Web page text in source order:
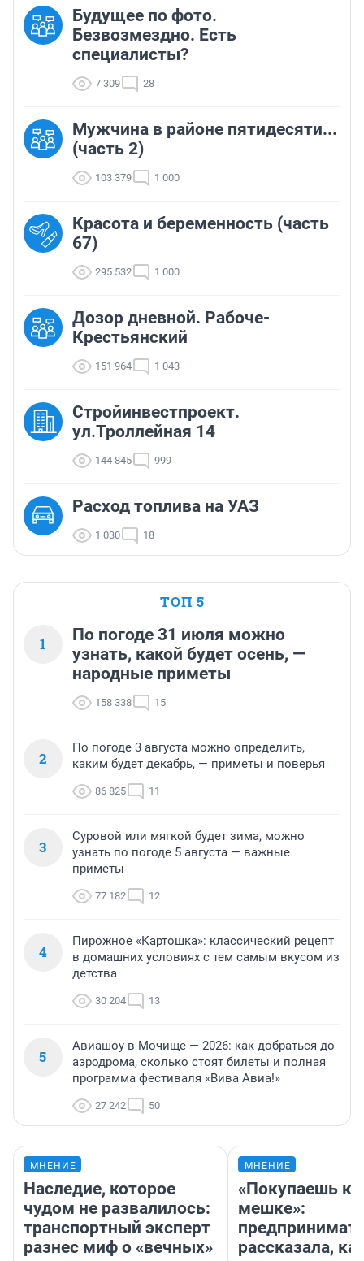
Будущее по фото.
Безвозмездно. Есть
специалисты?
7 309 28
Мужчина в районе пятидесяти...
(часть 2)
103 379 1 000
Красота и беременность (часть
67)
295 532 1 000
Дозор дневной. Рабоче-
Крестьянский
151 964 1 043
Стройинвестпроект.
ул.Троллейная 14
144 845 999
Расход топлива на УАЗ
1 030 18
ТОП 5
1
По погоде 31 июля можно
узнать, какой будет осень, —
народные приметы
158 338 15
2
По погоде 3 августа можно определить,
каким будет декабрь, — приметы и поверья
86 825 11
3
Суровой или мягкой будет зима, можно
узнать по погоде 5 августа — важные
приметы
77 182 12
4
Пирожное «Картошка»: классический рецепт
в домашних условиях с тем самым вкусом из
детства
30 204 13
5
Авиашоу в Мочище — 2026: как добраться до
аэродрома, сколько стоят билеты и полная
программа фестиваля «Вива Авиа!»
27 242 50
МНЕНИЕ
Наследие, которое
чудом не развалилось:
транспортный эксперт
разнес миф о «вечных»
МНЕНИЕ
«Покупаешь
мешке»:
рассказала,